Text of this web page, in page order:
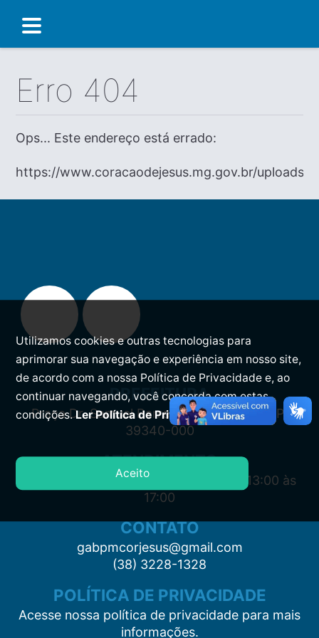
Erro 404
Ops... Este endereço está errado:
https://www.coracaodejesus.mg.gov.br/uploads/
PREFEITURA
Praça Dr. Samuel Barreto, s/n, Centro CEP:
39340-000
ATENDIMENTO
Segunda à Sexta: 7:00 às 11:00 e das 13:00 às
17:00
CONTATO
gabpmcorjesus@gmail.com
(38) 3228-1328
POLÍTICA DE PRIVACIDADE
Acesse nossa política de privacidade para mais
informações.
Utilizamos cookies e outras tecnologias para
aprimorar sua navegação e experiência em nosso site,
de acordo com a nossa Política de Privacidade e, ao
continuar navegando, você concorda com estas
condições.Ler Política de Privacidade.
Aceito